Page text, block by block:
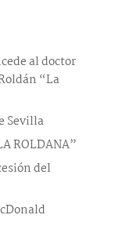
al doctor
“La
Sevilla
ROLDANA”
del